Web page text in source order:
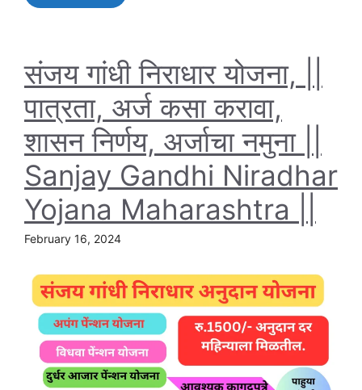
संजय गांधी निराधार योजना, ||
पात्रता, अर्ज कसा करावा,
शासन निर्णय, अर्जाचा नमुना ||
Sanjay Gandhi Niradhar
Yojana Maharashtra ||
February 16, 2024